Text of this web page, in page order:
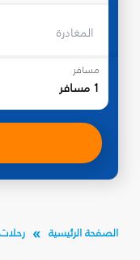
المغادرة
مسافر
1 مسافر
الصفحة الرئيسية رحلات